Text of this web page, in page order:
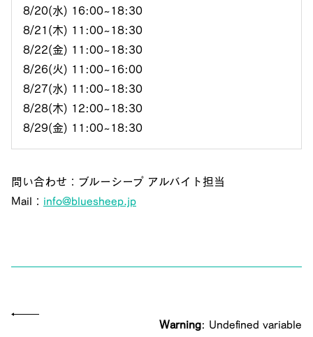
8/20(水) 16:00~18:30
8/21(木) 11:00~18:30
8/22(金) 11:00~18:30
8/26(火) 11:00~16:00
8/27(水) 11:00~18:30
8/28(木) 12:00~18:30
8/29(金) 11:00~18:30
問い合わせ：ブルーシープ アルバイト担当
Mail： info@bluesheep.jp
Warning: Undefined variable